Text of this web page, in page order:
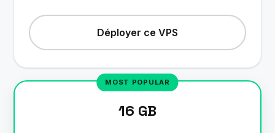
Déployer ce VPS
16 GB